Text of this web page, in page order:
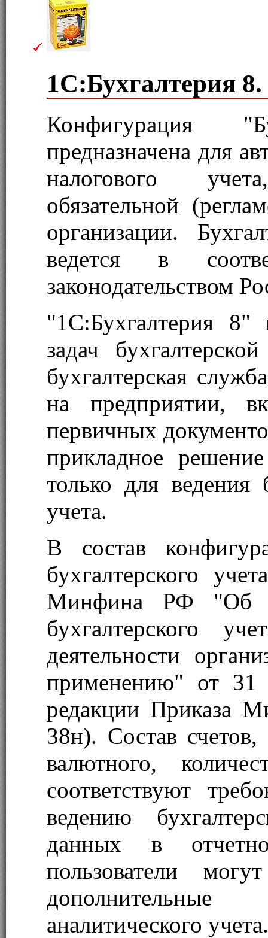
1С:Бухгалтерия
Конфигурация
предназначена для
налогового
обязательной
организации.
ведется в
законодательством
"1С:Бухгалтерия 8"
задач
бухгалтерская
на предприятии,
первичных
прикладное
только для ведения
учета.
В состав
бухгалтерского
Минфина РФ "Об
бухгалтерского
деятельности
применению" от
редакции Приказа
38н). Состав счетов,
валютного,
соответствуют
ведению
данных в
пользователи
аналитического учета.